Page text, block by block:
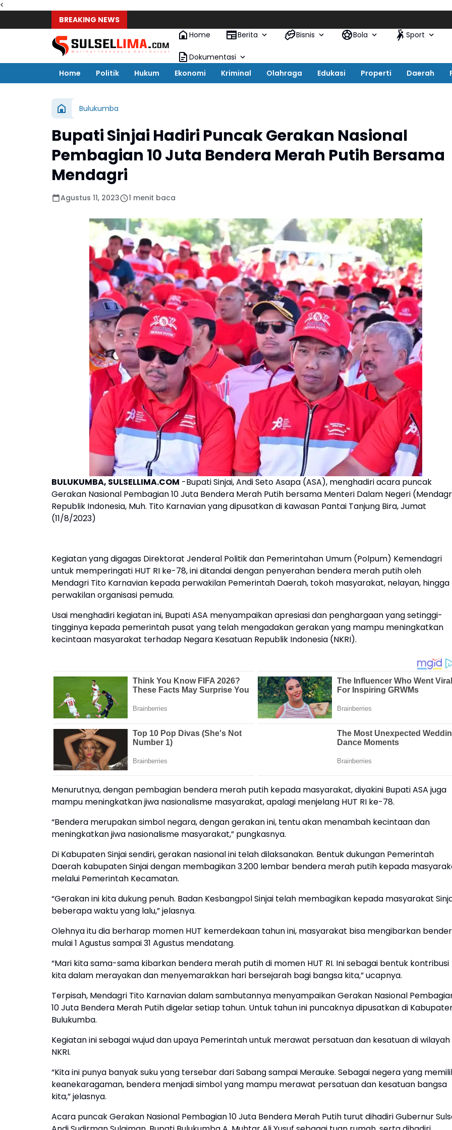
<
BREAKING NEWS
Home
Berita Bisnis Bola Sport
Dokumentasi
Home
Politik Hukum Ekonomi Kriminal Olahraga Edukasi Properti Daerah
Bulukumba
Bupati Sinjai Hadiri Puncak Gerakan Nasional
Pembagian 10 Juta Bendera Merah Putih Bersama
Mendagri
Agustus 11, 2023 1 menit baca
BULUKUMBA, SULSELLIMA.COM -Bupati Sinjai, Andi Seto Asapa (ASA), menghadiri acara puncak
Gerakan Nasional Pembagian 10 Juta Bendera Merah Putih bersama Menteri Dalam Negeri
Republik Indonesia, Muh. Tito Karnavian yang dipusatkan di kawasan Pantai Tanjung Bira, Jumat
(11/8/2023)
Kegiatan yang digagas Direktorat Jenderal Politik dan Pemerintahan Umum (Polpum) Kemendagri
untuk memperingati HUT RI ke-78, ini ditandai dengan penyerahan bendera merah putih oleh
Mendagri Tito Karnavian kepada perwakilan Pemerintah Daerah, tokoh masyarakat, nelayan, hingga
perwakilan organisasi pemuda.
Usai menghadiri kegiatan ini, Bupati ASA menyampaikan apresiasi dan penghargaan yang setinggi-
tingginya kepada pemerintah pusat yang telah mengadakan gerakan yang mampu meningkatkan
kecintaan masyarakat terhadap Negara Kesatuan Republik Indonesia (NKRI).
Menurutnya, dengan pembagian bendera merah putih kepada masyarakat, diyakini Bupati ASA juga
mampu meningkatkan jiwa nasionalisme masyarakat, apalagi menjelang HUT RI ke-78.
“Bendera merupakan simbol negara, dengan gerakan ini, tentu akan menambah kecintaan dan
meningkatkan jiwa nasionalisme masyarakat,” pungkasnya.
Di Kabupaten Sinjai sendiri, gerakan nasional ini telah dilaksanakan. Bentuk dukungan Pemerintah
Daerah kabupaten Sinjai dengan membagikan 3.200 lembar bendera merah putih kepada
melalui Pemerintah Kecamatan.
“Gerakan ini kita dukung penuh. Badan Kesbangpol Sinjai telah membagikan kepada masyarakat
beberapa waktu yang lalu,” jelasnya.
Olehnya itu dia berharap momen HUT kemerdekaan tahun ini, masyarakat bisa mengibarkan
mulai 1 Agustus sampai 31 Agustus mendatang.
“Mari kita sama-sama kibarkan bendera merah putih di momen HUT RI. Ini sebagai bentuk kontribusi
kita dalam merayakan dan menyemarakkan hari bersejarah bagi bangsa kita,” ucapnya.
Terpisah, Mendagri Tito Karnavian dalam sambutannya menyampaikan Gerakan Nasional
10 Juta Bendera Merah Putih digelar setiap tahun. Untuk tahun ini puncaknya dipusatkan di
Bulukumba.
Kegiatan ini sebagai wujud dan upaya Pemerintah untuk merawat persatuan dan kesatuan di wilayah
NKRI.
“Kita ini punya banyak suku yang tersebar dari Sabang sampai Merauke. Sebagai negera yang
keanekaragaman, bendera menjadi simbol yang mampu merawat persatuan dan kesatuan bangsa
kita,” jelasnya.
Acara puncak Gerakan Nasional Pembagian 10 Juta Bendera Merah Putih turut dihadiri Gubernur